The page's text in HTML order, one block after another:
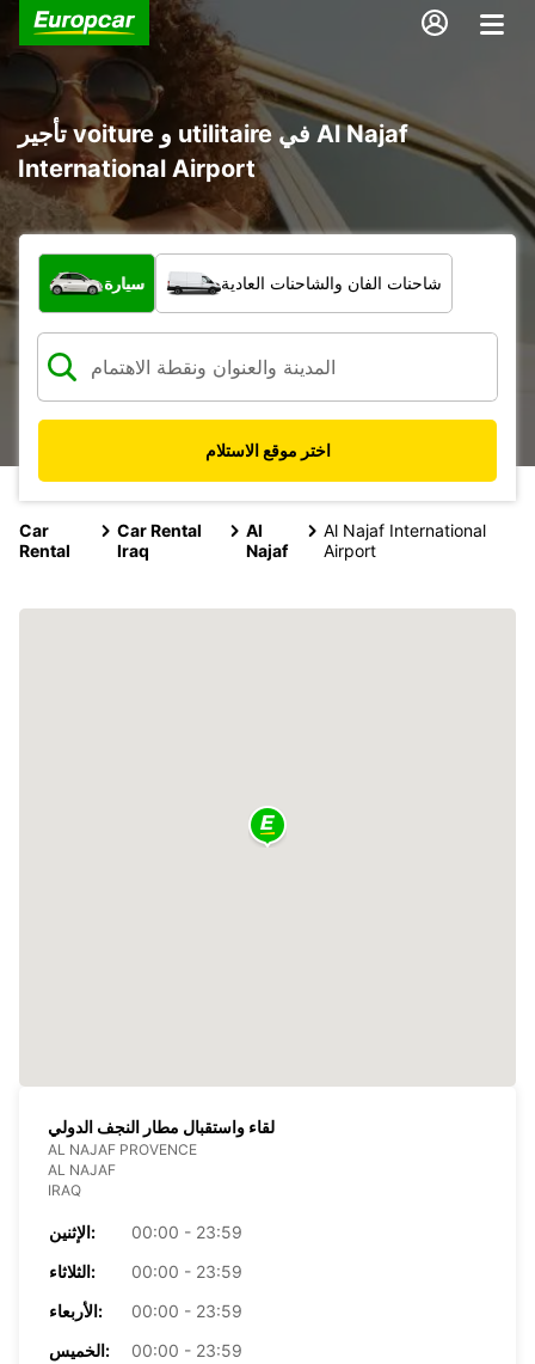
تأجير voiture و utilitaire في Al Najaf
International Airport
ما نوع المركبة؟
سيارة شاحنات الفان والشاحنات العادية
اختر موقع الاستلام
Car
Rental
Car Rental
Iraq
Al
Najaf
Al Najaf International
Airport
لقاء واستقبال مطار النجف الدولي
AL NAJAF PROVENCE
AL NAJAF
IRAQ
الإثنين:
00:00 - 23:59
الثلاثاء:
00:00 - 23:59
الأربعاء:
00:00 - 23:59
الخميس:
00:00 - 23:59